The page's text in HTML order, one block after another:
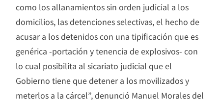
como los allanamientos sin orden judicial a los
domicilios, las detenciones selectivas, el hecho de
acusar a los detenidos con una tipificación que es
genérica -portación y tenencia de explosivos- con
lo cual posibilita al sicariato judicial que el
Gobierno tiene que detener a los movilizados y
meterlos a la cárcel”, denunció Manuel Morales del